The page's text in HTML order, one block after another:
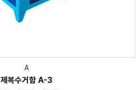
A
제복수거함 A-3